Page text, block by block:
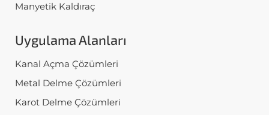
Manyetik Kaldıraç
Uygulama Alanları
Kanal Açma Çözümleri
Metal Delme Çözümleri
Karot Delme Çözümleri